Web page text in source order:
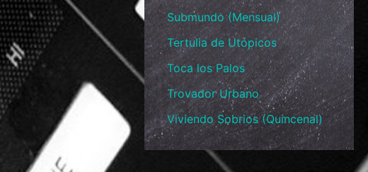
Submundo (Mensual)
Tertulia de Utópicos
Toca los Palos
Trovador Urbano
Viviendo Sobrios (Quincenal)